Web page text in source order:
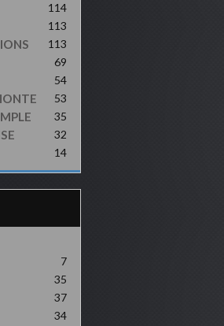
114
113
113
69
54
53
35
32
14
7
35
37
34